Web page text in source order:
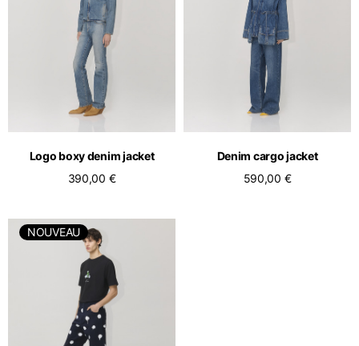
Logo boxy denim jacket
390,00 €
Denim cargo jacket
590,00 €
NOUVEAU